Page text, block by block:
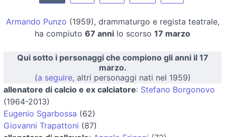
Armando Punzo (1959), drammaturgo e regista teatrale,
ha compiuto 67 anni lo scorso 17 marzo
Qui sotto i personaggi che compiono gli anni il 17
marzo.
(a seguire, altri personaggi nati nel 1959)
allenatore di calcio e ex calciatore: Stefano Borgonovo
(1964-2013)
Eugenio Sgarbossa (62)
Giovanni Trapattoni (87)